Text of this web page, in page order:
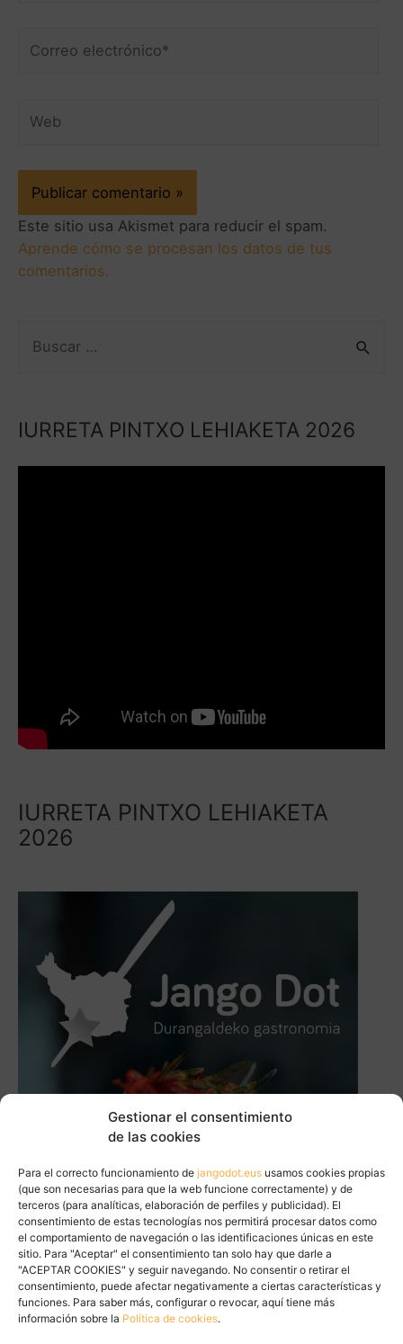
Gestionar el consentimiento
de las cookies
Para el correcto funcionamiento de jangodot.eus usamos cookies propias
(que son necesarias para que la web funcione correctamente) y de
terceros (para analíticas, elaboración de perfiles y publicidad). El
consentimiento de estas tecnologías nos permitirá procesar datos como
el comportamiento de navegación o las identificaciones únicas en este
sitio. Para "Aceptar" el consentimiento tan solo hay que darle a
"ACEPTAR COOKIES" y seguir navegando. No consentir o retirar el
consentimiento, puede afectar negativamente a ciertas características y
funciones. Para saber más, configurar o revocar, aquí tiene más
información sobre la Política de cookies.
Este sitio usa Akismet para reducir el spam.
Aprende cómo se procesan los datos de tus
comentarios.
IURRETA PINTXO LEHIAKETA 2026
IURRETA PINTXO LEHIAKETA
2026